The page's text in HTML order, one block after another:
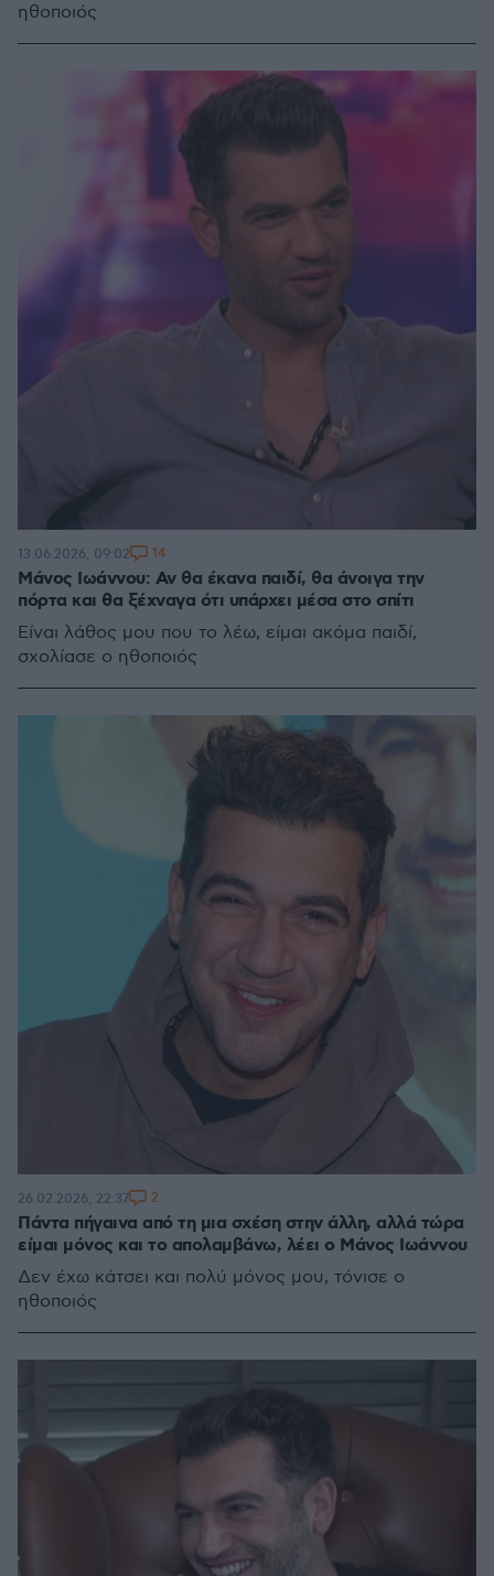
ηθοποιός
Μάνος Ιωάννου: Αν θα έκανα παιδί, θα άνοιγα την
πόρτα και θα ξέχναγα ότι υπάρχει μέσα στο σπίτι
Είναι λάθος μου που το λέω, είμαι ακόμα παιδί,
σχολίασε ο ηθοποιός
13.06.2026, 09:02 14
Πάντα πήγαινα από τη μια σχέση στην άλλη, αλλά τώρα
είμαι μόνος και το απολαμβάνω, λέει ο Μάνος Ιωάννου
Δεν έχω κάτσει και πολύ μόνος μου, τόνισε ο
ηθοποιός
26.02.2026, 22:37 2